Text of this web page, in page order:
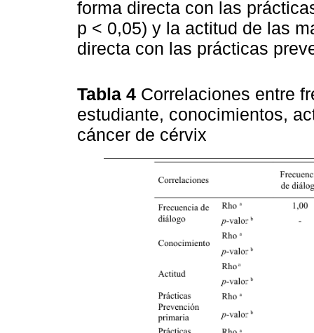
forma directa con las
p < 0,05) y la actitud de las
directa con las prácticas
Tabla 4 Correlaciones entre
estudiante, conocimientos,
cáncer de cérvix